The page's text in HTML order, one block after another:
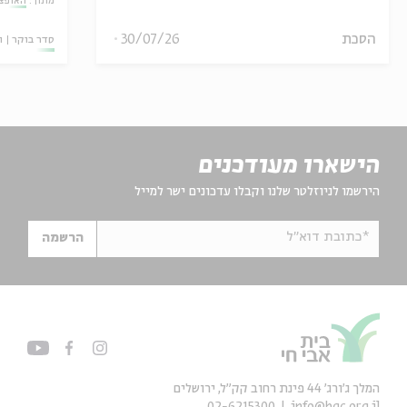
הסכת 30/07/26 סדר בוקר
הישארו מעודכנים
הירשמו לניוזלטר שלנו וקבלו עדכונים ישר למייל
*כתובת דוא"ל הרשמה
המלך ג'ורג' 44 פינת רחוב קק״ל, ירושלים